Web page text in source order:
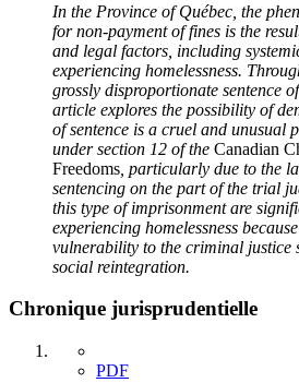
In the Province of Québec, the
for non-payment of fines is the
and legal factors, including
experiencing homelessness.
grossly disproportionate sentence
article explores the possibility of
of sentence is a cruel and unusual
under section 12 of the Canadian
Freedoms , particularly due to the
sentencing on the part of the trial
this type of imprisonment are
experiencing homelessness
vulnerability to the criminal justice
social reintegration.
Chronique jurisprudentielle
PDF